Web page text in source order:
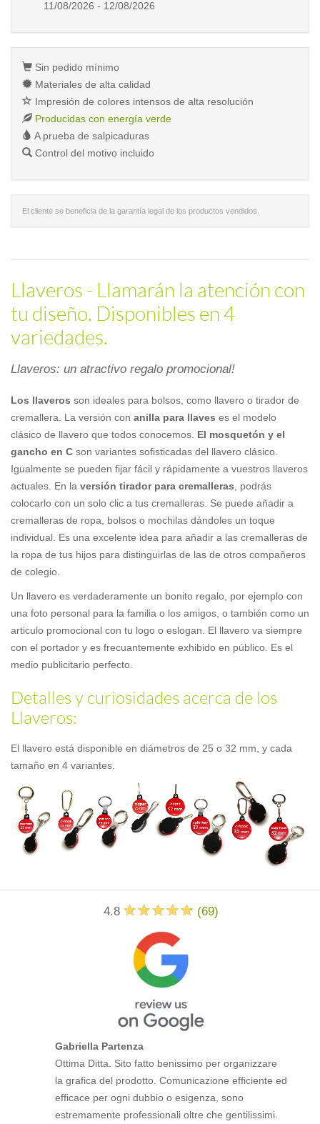
11/08/2026 - 12/08/2026
Sin pedido mínimo
Materiales de alta calidad
Impresión de colores intensos de alta resolución
Producidas con energía verde
A prueba de salpicaduras
Control del motivo incluido
El cliente se beneficia de la garantía legal de los productos vendidos.
Llaveros - Llamarán la atención con
tu diseño. Disponibles en 4
variedades.
Llaveros: un atractivo regalo promocional!
Los llaveros son ideales para bolsos, como llavero o tirador de
cremallera. La versión con anilla para llaves es el modelo
clásico de llavero que todos conocemos. El mosquetón y el
gancho en C son variantes sofisticadas del llavero clásico.
Igualmente se pueden fijar fácil y rápidamente a vuestros llaveros
actuales. En la versión tirador para cremalleras , podrás
colocarlo con un solo clic a tus cremalleras. Se puede añadir a
cremalleras de ropa, bolsos o mochilas dándoles un toque
individual. Es una excelente idea para añadir a las cremalleras de
la ropa de tus hijos para distinguirlas de las de otros compañeros
de colegio.
Un llavero es verdaderamente un bonito regalo, por ejemplo con
una foto personal para la familia o los amigos, o también como un
articulo promocional con tu logo o eslogan. El llavero va siempre
con el portador y es frecuantemente exhibido en público. Es el
medio publicitario perfecto.
Detalles y curiosidades acerca de los
Llaveros:
El llavero está disponible en diámetros de 25 o 32 mm, y cada
tamaño en 4 variantes.
4.8 (69)
Gabriella Partenza
Ottima Ditta. Sito fatto benissimo per organizzare
la grafica del prodotto. Comunicazione efficiente ed
efficace per ogni dubbio o esigenza, sono
estremamente professionali oltre che gentilissimi.